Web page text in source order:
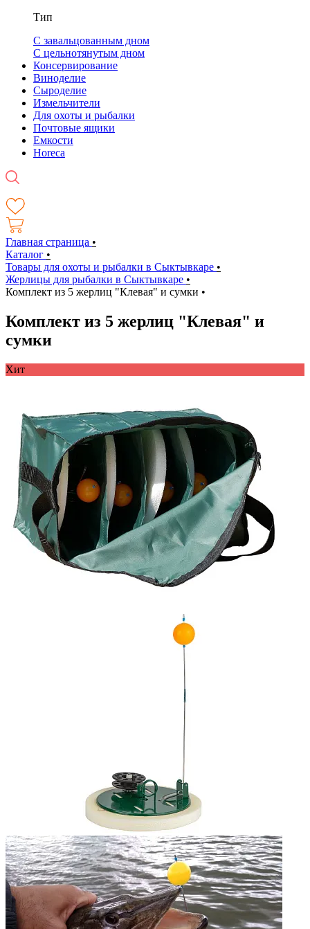
Тип
С завальцованным дном
С цельнотянутым дном
Консервирование
Виноделие
Сыроделие
Измельчители
Для охоты и рыбалки
Почтовые ящики
Емкости
Horeca
Главная страница •
Каталог •
Товары для охоты и рыбалки в Сыктывкаре •
Жерлицы для рыбалки в Сыктывкаре •
Комплект из 5 жерлиц "Клевая" и сумки •
Комплект из 5 жерлиц "Клевая" и
сумки
Хит